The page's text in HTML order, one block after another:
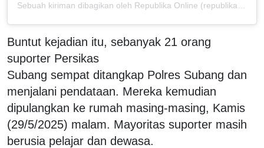
Sebuah kiriman dibagikan oleh Republika Online (republikaonline)
Buntut kejadian itu, sebanyak 21 orang
suporter Persikas
Subang sempat ditangkap Polres Subang dan
menjalani pendataan. Mereka kemudian
dipulangkan ke rumah masing-masing, Kamis
(29/5/2025) malam. Mayoritas suporter masih
berusia pelajar dan dewasa.